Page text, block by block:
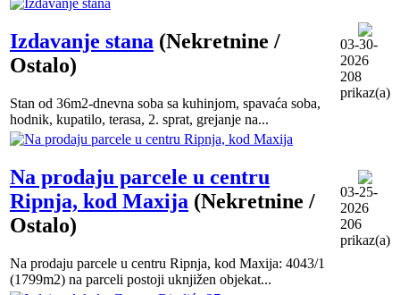
Izdavanje stana (Nekretnine /
Ostalo)
Stan od 36m2-dnevna soba sa kuhinjom, spavaća soba,
hodnik, kupatilo, terasa, 2. sprat, grejanje na...
03-30-
2026
208
prikaz(a)
Na prodaju parcele u centru
Ripnja, kod Maxija (Nekretnine /
Ostalo)
Na prodaju parcele u centru Ripnja, kod Maxija: 4043/1
(1799m2) na parceli postoji uknjižen objekat...
03-25-
2026
206
prikaz(a)